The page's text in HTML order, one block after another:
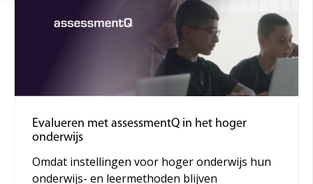
Evalueren met assessmentQ in het hoger
onderwijs
Omdat instellingen voor hoger onderwijs hun
onderwijs- en leermethoden blijven